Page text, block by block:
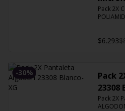
Pack 2X
$6.293
-30%
Pack
23308
Pack 2X